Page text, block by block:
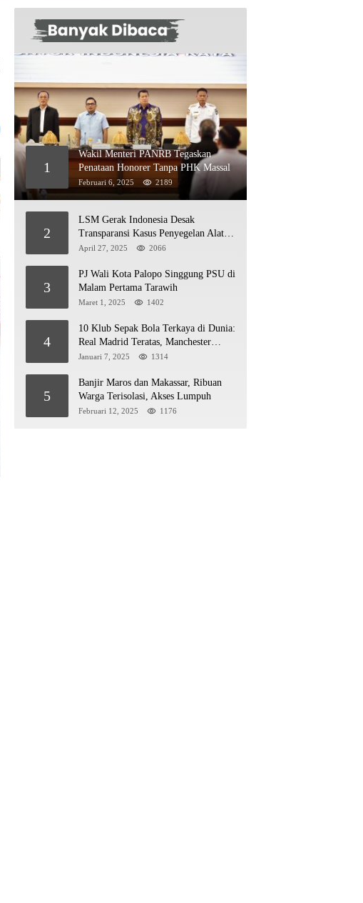
1
Wakil Menteri PANRB Tegaskan
Penataan Honorer Tanpa PHK Massal
Februari 6, 2025 2189
2
LSM Gerak Indonesia Desak
Transparansi Kasus Penyegelan Alat
Berat di Jetty PT Kasmar 2
April 27, 2025 2066
3
PJ Wali Kota Palopo Singgung PSU di
Malam Pertama Tarawih
Maret 1, 2025 1402
4
10 Klub Sepak Bola Terkaya di Dunia:
Real Madrid Teratas, Manchester
United Mengejar!
Januari 7, 2025 1314
5
Banjir Maros dan Makassar, Ribuan
Warga Terisolasi, Akses Lumpuh
Februari 12, 2025 1176